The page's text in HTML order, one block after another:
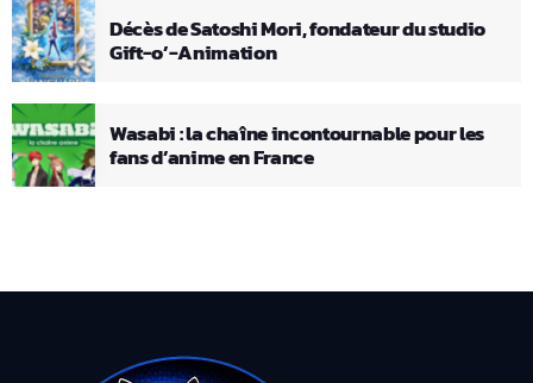
Décès de Satoshi Mori, fondateur du studio
Gift-o’-Animation
Wasabi : la chaîne incontournable pour les
fans d’anime en France